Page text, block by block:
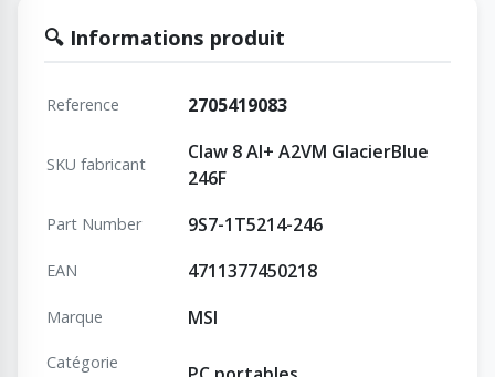
🔍 Informations produit
Reference 2705419083
SKU fabricant
Claw 8 AI+ A2VM GlacierBlue
246F
Part Number 9S7-1T5214-246
EAN 4711377450218
Marque MSI
Catégorie